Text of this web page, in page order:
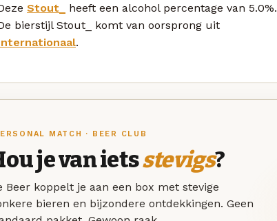
Stout_
heeft een alcohol percentage van 5.0%.
bierstijl Stout_ komt van oorsprong uit
.
MATCH · BEER CLUB
je van ietsstevigs?
Beer koppelt je aan een box met stevige
bieren en bijzondere ontdekkingen. Geen